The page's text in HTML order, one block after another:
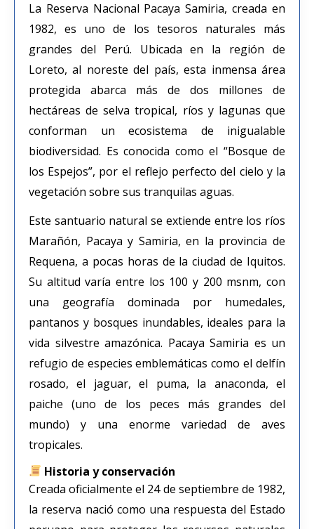
La Reserva Nacional Pacaya Samiria, creada en
1982, es uno de los tesoros naturales más
grandes del Perú. Ubicada en la región de
Loreto, al noreste del país, esta inmensa área
protegida abarca más de dos millones de
hectáreas de selva tropical, ríos y lagunas que
conforman un ecosistema de inigualable
biodiversidad. Es conocida como el “Bosque de
los Espejos”, por el reflejo perfecto del cielo y la
vegetación sobre sus tranquilas aguas.
Este santuario natural se extiende entre los ríos
Marañón, Pacaya y Samiria, en la provincia de
Requena, a pocas horas de la ciudad de Iquitos.
Su altitud varía entre los 100 y 200 msnm, con
una geografía dominada por humedales,
pantanos y bosques inundables, ideales para la
vida silvestre amazónica. Pacaya Samiria es un
refugio de especies emblemáticas como el delfín
rosado, el jaguar, el puma, la anaconda, el
paiche (uno de los peces más grandes del
mundo) y una enorme variedad de aves
tropicales.
Historia y conservación
Creada oficialmente el 24 de septiembre de 1982,
la reserva nació como una respuesta del Estado